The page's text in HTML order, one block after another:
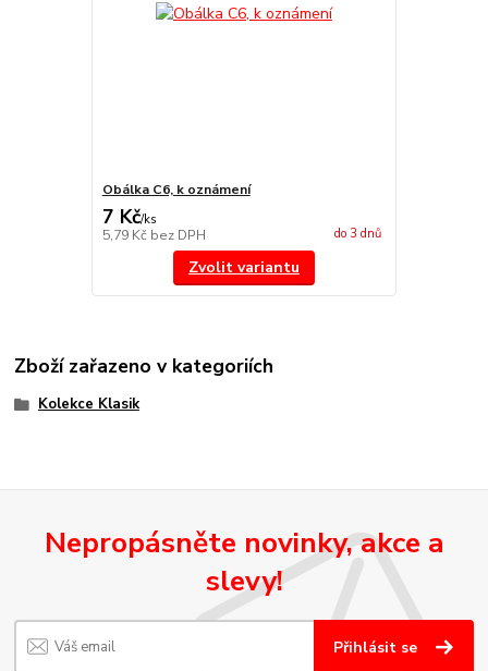
Obálka C6, k oznámení
7 Kč/ks
5,79 Kč bez DPH do 3 dnů
Zvolit variantu
Zboží zařazeno v kategoriích
Kolekce Klasik
Nepropásněte novinky, akce a
slevy!
Přihlásit se